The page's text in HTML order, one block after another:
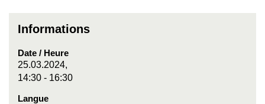
Informations
Date / Heure
25.03.2024,
14:30 - 16:30
Langue